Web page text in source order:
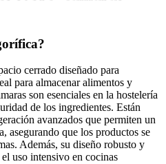
cerrado diseñado para
para almacenar alimentos y
son esenciales en la hostelería
de los ingredientes. Están
avanzados que permiten un
asegurando que los productos se
Además, su diseño robusto y
uso intensivo en cocinas